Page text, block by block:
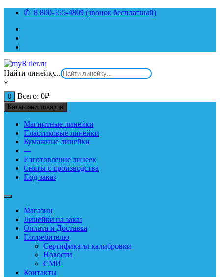
Перейти
содержимому
✆ 8 800-555-4809 (звонок бесплатный)
Найти линейку...
×
0 Всего: 0₽
Категории товаров
Магнитные линейки
Пластиковые линейки
Бумажные линейки
—
Изготовление линеек
Сняты с производства
Под заказ
Магазин
Линейки на заказ
Оплата и Доставка
Потребителю
Сертификаты калибровки
Новости
СМИ
Контакты